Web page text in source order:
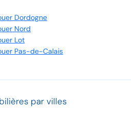
Dordogne
Nord
Lot
Pas-de-Calais
par villes